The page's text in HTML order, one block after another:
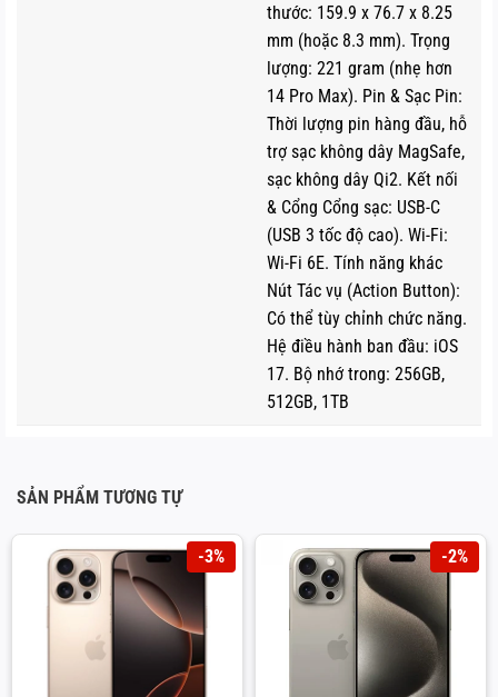
có kích thước màn 6,7
Super Retina XDR OLEDtiên tiến nhất. Tấm
nền này không chỉ mang lại hình ảnh sắc nét với độ phân
giải 2796 x 1290 pixels và mật độ điểm ảnh 460 ppi mà
còn đảm bảo độ sáng vượt trội lên đến 2000 nits. Người
dùng vẫn sử dụng được điện thoại một cách dễ dàng, hình
ảnh vẫn rõ nét ngay cả dưới ánh nắng gay gắt.
Super Retina XDR 6.7 inch OLED là tấm nền hiển thị trên
iPhone 15 Pro Max
iPhone 15 ProMaxcòn hỗ trợ các công nghệ hiện đại
HDR10, True Tone và dải màu rộng P3, giúp tái tạo
thước: 159.9 x 76.7 x 8.25
mm (hoặc 8.3 mm). Trọng
lượng: 221 gram (nhẹ hơn
14 Pro Max). Pin & Sạc Pin:
Thời lượng pin hàng đầu, hỗ
trợ sạc không dây MagSafe,
sạc không dây Qi2. Kết nối
& Cổng Cổng sạc: USB-C
(USB 3 tốc độ cao). Wi-Fi:
Wi-Fi 6E. Tính năng khác
Nút Tác vụ (Action Button):
Có thể tùy chỉnh chức năng.
Hệ điều hành ban đầu: iOS
17. Bộ nhớ trong: 256GB,
512GB, 1TB
SẢN PHẨM TƯƠNG TỰ
-3% -2%